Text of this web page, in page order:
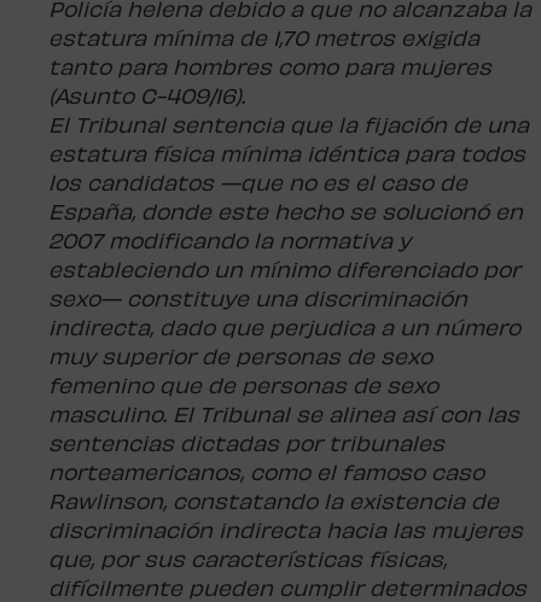
Policía helena debido a que no alcanzaba la
estatura mínima de 1,70 metros exigida
tanto para hombres como para mujeres
(Asunto C-409/16).
El Tribunal sentencia que la fijación de una
estatura física mínima idéntica para todos
los candidatos —que no es el caso de
España, donde este hecho se solucionó en
2007 modificando la normativa y
estableciendo un mínimo diferenciado por
sexo— constituye una discriminación
indirecta, dado que perjudica a un número
muy superior de personas de sexo
femenino que de personas de sexo
masculino. El Tribunal se alinea así con las
sentencias dictadas por tribunales
norteamericanos, como el famoso caso
Rawlinson, constatando la existencia de
discriminación indirecta hacia las mujeres
que, por sus características físicas,
difícilmente pueden cumplir determinados